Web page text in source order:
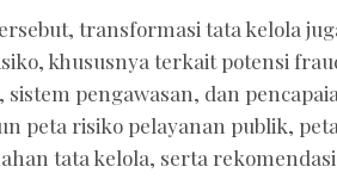
transformasi tata kelola
khususnya terkait potensi
sistem pengawasan, dan
peta risiko pelayanan publik,
tata kelola, serta